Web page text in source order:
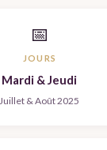
📅
JOURS
Mardi & Jeudi
Juillet & Août 2025